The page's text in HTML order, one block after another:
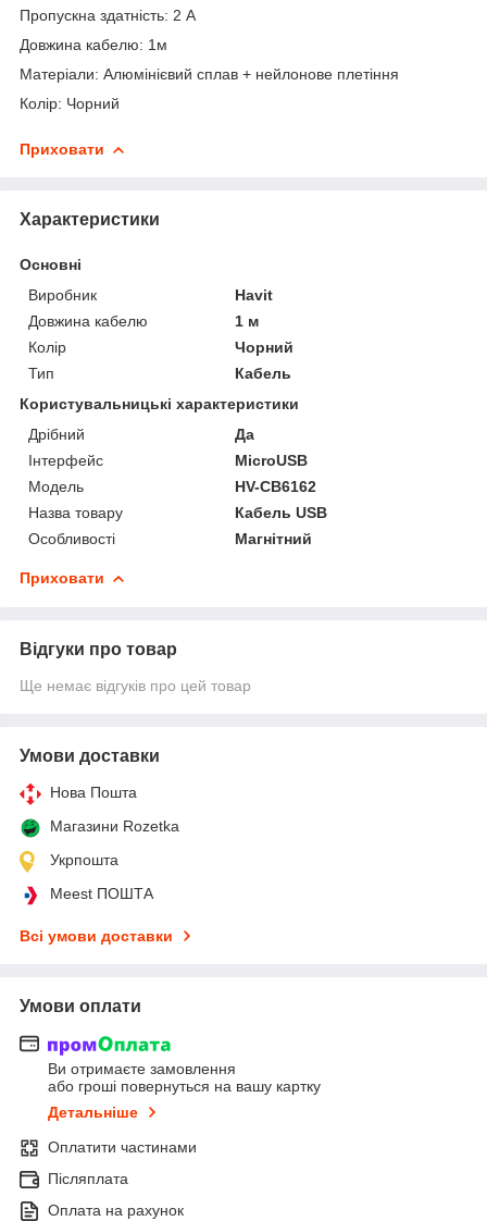
Пропускна здатність: 2 А
Довжина кабелю: 1м
Матеріали: Алюмінієвий сплав + нейлонове плетіння
Колір: Чорний
Приховати
Характеристики
Основні
Виробник
Havit
Довжина кабелю
1 м
Колір
Чорний
Тип
Кабель
Користувальницькі характеристики
Дрібний
Да
Інтерфейс
MicroUSB
Мoдель
HV-CB6162
Назва товару
Кабель USB
Особливості
Магнітний
Приховати
Відгуки про товар
Ще немає відгуків про цей товар
Умови доставки
Нова Пошта
Магазини Rozetka
Укрпошта
Meest ПОШТА
Всі умови доставки
Умови оплати
Ви отримаєте замовлення
або гроші повернуться на вашу картку
Детальніше
Оплатити частинами
Післяплата
Оплата на рахунок